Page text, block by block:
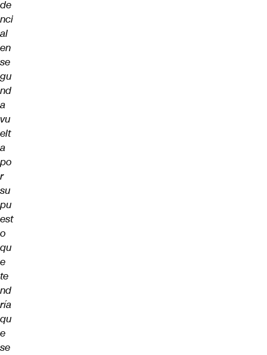
de
nci
al
en
se
gu
nd
a
vu
elt
a
po
r
su
pu
est
o
qu
e
te
nd
ría
qu
e
se